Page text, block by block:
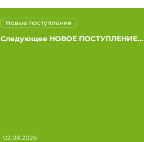
Следующее НОВОЕ ПОСТУПЛЕНИЕ...
Новые поступления
02.08.2026